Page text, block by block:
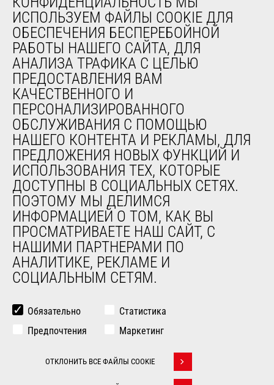
Контракты на техническое обслуживание
Запасные части
Система удаленного мониторинга
Программное обеспечение для диагностики и
обслуживания
Обучение
Подержанное оборудование
О НАС
Компания
Контакты
Юридическая информация
Мероприятия
Новости
История
General Terms and Conditions of Sale
ДРУГИЕ САЙТЫ ГРУППЫ
Used Manitou Machines
Gehl
ИСПОЛЬЗУЕМ ФАЙЛЫ COOKIE ДЛЯ
ОБЕСПЕЧЕНИЯ БЕСПЕРЕБОЙНОЙ
РАБОТЫ НАШЕГО САЙТА, ДЛЯ
АНАЛИЗА ТРАФИКА С ЦЕЛЬЮ
ПРЕДОСТАВЛЕНИЯ ВАМ
КАЧЕСТВЕННОГО И
ПЕРСОНАЛИЗИРОВАННОГО
ОБСЛУЖИВАНИЯ С ПОМОЩЬЮ
НАШЕГО КОНТЕНТА И РЕКЛАМЫ, ДЛЯ
ПРЕДЛОЖЕНИЯ НОВЫХ ФУНКЦИЙ И
ИСПОЛЬЗОВАНИЯ ТЕХ, КОТОРЫЕ
ДОСТУПНЫ В СОЦИАЛЬНЫХ СЕТЯХ.
ПОЭТОМУ МЫ ДЕЛИМСЯ
ИНФОРМАЦИЕЙ О ТОМ, КАК ВЫ
ПРОСМАТРИВАЕТЕ НАШ САЙТ, С
НАШИМИ ПАРТНЕРАМИ ПО
АНАЛИТИКЕ, РЕКЛАМЕ И
СОЦИАЛЬНЫМ СЕТЯМ.
Обязательно
Статистика
Предпочтения
Маркетинг
ОТКЛОНИТЬ ВСЕ ФАЙЛЫ COOKIE